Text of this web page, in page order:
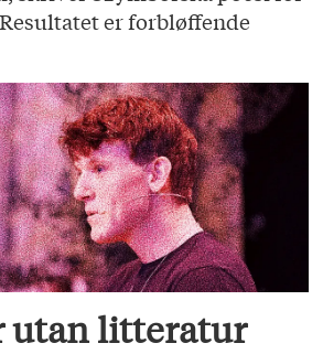
er forbløffende
utan litteratur